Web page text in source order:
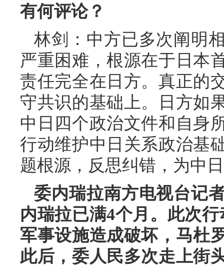
有何评论？
林剑：中方已多次阐明
严重困难，根源在于日本
责任完全在日方。真正的
守共识的基础上。日方如
中日四个政治文件和自身
行动维护中日关系政治基
题根源，反思纠错，为中
委内瑞拉南方电视台记
内瑞拉已满4个月。此次
军事设施造成破坏，马杜
此后，委人民多次走上街